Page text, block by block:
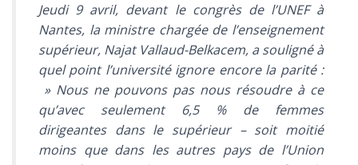
Jeudi 9 avril, devant le congrès de l’UNEF à
Nantes, la ministre chargée de l’enseignement
supérieur, Najat Vallaud-Belkacem, a souligné à
quel point l’université ignore encore la parité :
» Nous ne pouvons pas nous résoudre à ce
qu’avec seulement 6,5 % de femmes
dirigeantes dans le supérieur – soit moitié
moins que dans les autres pays de l’Union